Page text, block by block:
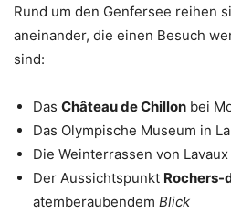
Rund um den Genfersee reihen
aneinander, die einen Besuch
sind:
Das Château de Chillon bei
Das Olympische Museum in
Die Weinterrassen von Lavaux
Der Aussichtspunkt Rochers-
atemberaubendem Blick